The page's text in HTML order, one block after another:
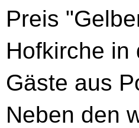
Preis
Hofkirche in
Gäste aus
Neben den